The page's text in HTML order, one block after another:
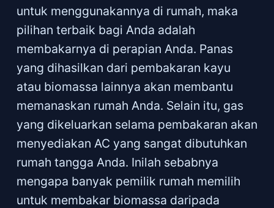
untuk menggunakannya di rumah, maka
pilihan terbaik bagi Anda adalah
membakarnya di perapian Anda. Panas
yang dihasilkan dari pembakaran kayu
atau biomassa lainnya akan membantu
memanaskan rumah Anda. Selain itu, gas
yang dikeluarkan selama pembakaran akan
menyediakan AC yang sangat dibutuhkan
rumah tangga Anda. Inilah sebabnya
mengapa banyak pemilik rumah memilih
untuk membakar biomassa daripada